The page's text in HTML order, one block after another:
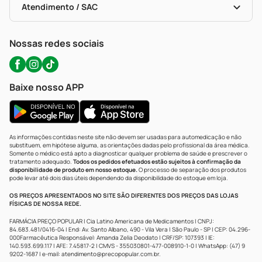
Políticas De Marketplace
Portal Da Privacidade
Atendimento / SAC
Nossas redes sociais
Baixe nosso APP
As informações contidas neste site não devem ser usadas para automedicação e não
substituem, em hipótese alguma, as orientações dadas pelo profissional da área médica.
Somente o médico está apto a diagnosticar qualquer problema de saúde e prescrever o
tratamento adequado. Todos os pedidos efetuados estão sujeitos à confirmação da
disponibilidade de produto em nosso estoque.O processo de separação dos produtos
pode levar até dois dias úteis dependendo da disponibilidade do estoque em loja.
OS PREÇOS APRESENTADOS NO SITE SÃO DIFERENTES DOS PREÇOS DAS LOJAS
FÍSICAS DE NOSSA REDE.
FARMÁCIA PREÇO POPULAR | Cia Latino Americana de Medicamentos | CNPJ:
84.683.481/0416-04 | End: Av. Santo Albano, 490 - Vila Vera | São Paulo - SP | CEP: 04.296-
000Farmacêutica Responsável: Amanda Zelia Deodato | CRF/SP: 107393 | IE:
140.593.699.117 | AFE: 7.45817-2 | CMVS - 355030801-477-008910-1-0 | WhatsApp: (47) 9
9202-1687 | e-mail: atendimento@precopopular.com.br.